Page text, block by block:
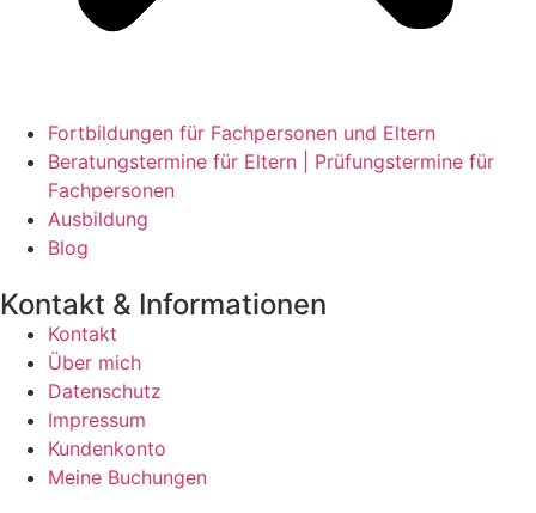
Fortbildungen für Fachpersonen und Eltern
Beratungstermine für Eltern | Prüfungstermine für
Fachpersonen
Ausbildung
Blog
Kontakt & Informationen
Kontakt
Über mich
Datenschutz
Impressum
Kundenkonto
Meine Buchungen